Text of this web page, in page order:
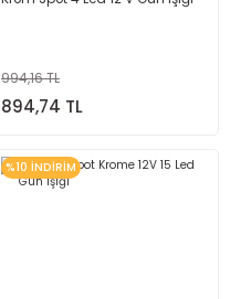
994,16 TL
894,74 TL
%10 İNDİRİM